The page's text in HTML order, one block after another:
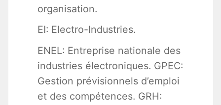
organisation.
EI: Electro-Industries.
ENEL: Entreprise nationale des
industries électroniques. GPEC:
Gestion prévisionnels d’emploi
et des compétences. GRH: